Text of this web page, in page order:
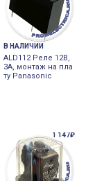
В НАЛИЧИИ
ALD112 Реле 12В,
3A, монтаж на пла
ту Panasonic
1 147₽